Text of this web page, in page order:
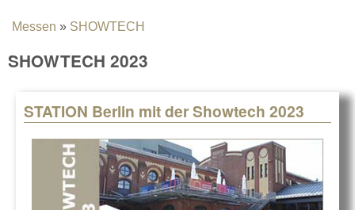
You are here
Messen » SHOWTECH
SHOWTECH 2023
STATION Berlin mit der Showtech 2023